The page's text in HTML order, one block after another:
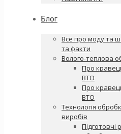
Блог
Все про моду та
та факти
Волого-теплова
Про
ВТО
Про
ВТО
Технологія
виробів
Підготовчі